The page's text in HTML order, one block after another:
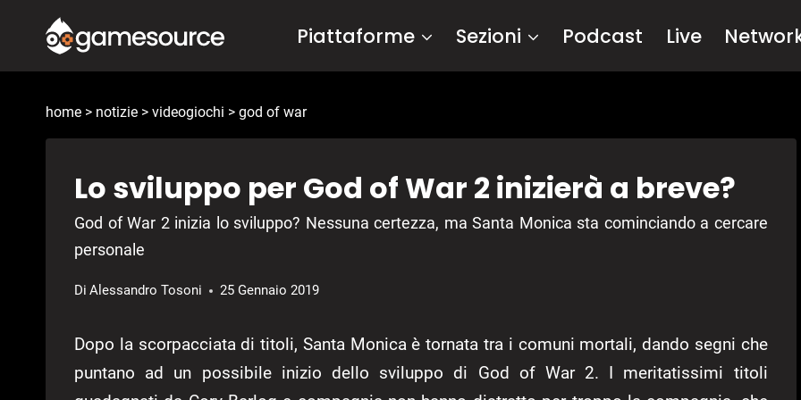
contenuto
Piattaforme Sezioni Podcast Live
home > notizie > videogiochi > god of war
Lo sviluppo per God of War 2 inizierà a breve?
God of War 2 inizia lo sviluppo? Nessuna certezza, ma Santa Monica sta cominciando a cercare
personale
Di Alessandro Tosoni 25 Gennaio 2019
Dopo la scorpacciata di titoli, Santa Monica è tornata tra i comuni mortali, dando segni che
puntano ad un possibile inizio dello sviluppo di God of War 2. I meritatissimi titoli